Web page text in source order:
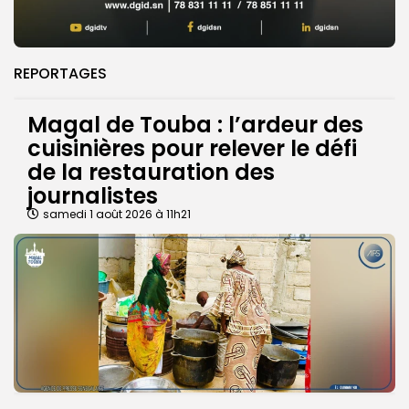
REPORTAGES
Magal de Touba : l’ardeur des
cuisinières pour relever le défi
de la restauration des
journalistes
samedi 1 août 2026 à 11h21